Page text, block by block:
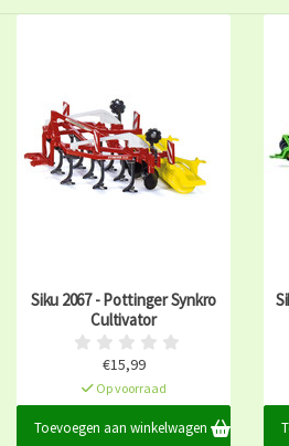
Siku 2067 - Pottinger Synkro
Cultivator
€15,99
Op voorraad
Toevoegen aan winkelwagen